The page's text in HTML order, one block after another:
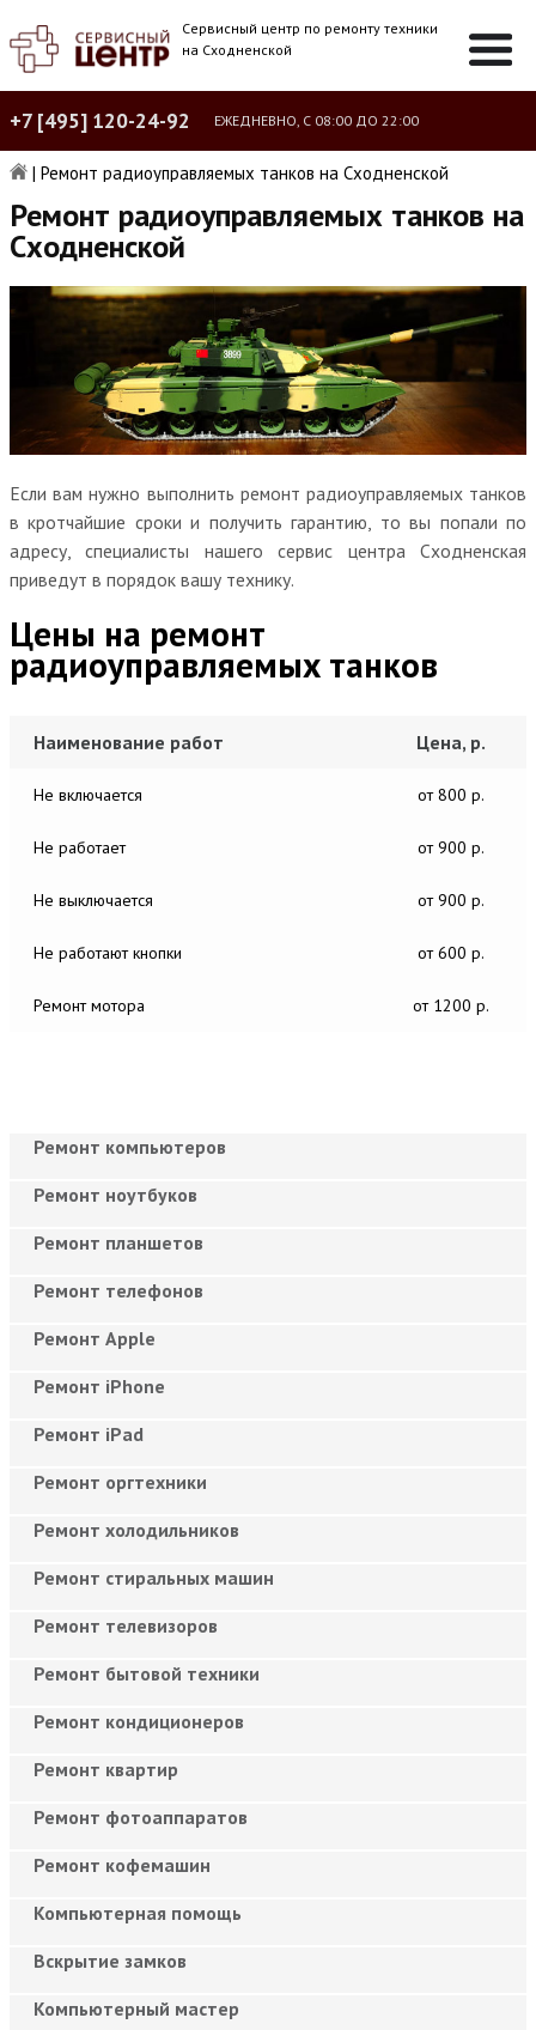
Сервисный центр по ремонту техники
на Сходненской
+7 [495] 120-24-92 ЕЖЕДНЕВНО, С 08:00 ДО 22:00
| Ремонт радиоуправляемых танков на Сходненской
Ремонт радиоуправляемых танков на
Сходненской
Если вам нужно выполнить ремонт радиоуправляемых танков
в кротчайшие сроки и получить гарантию, то вы попали по
адресу, специалисты нашего сервис центра Сходненская
приведут в порядок вашу технику.
Цены на ремонт
радиоуправляемых танков
Наименование работ Цена, р.
Не включается от 800 р.
Не работает от 900 р.
Не выключается от 900 р.
Не работают кнопки от 600 р.
Ремонт мотора от 1200 р.
Ремонт компьютеров
Ремонт ноутбуков
Ремонт планшетов
Ремонт телефонов
Ремонт Apple
Ремонт iPhone
Ремонт iPad
Ремонт оргтехники
Ремонт холодильников
Ремонт стиральных машин
Ремонт телевизоров
Ремонт бытовой техники
Ремонт кондиционеров
Ремонт квартир
Ремонт фотоаппаратов
Ремонт кофемашин
Компьютерная помощь
Вскрытие замков
Компьютерный мастер